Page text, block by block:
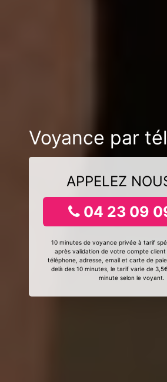
Voyance par
APPELEZ
04 23 09
10 minutes de voyance privée à tarif
après validation de votre compte client
téléphone, adresse, email et carte de
delà des 10 minutes, le tarif varie de
minute selon le voyant.